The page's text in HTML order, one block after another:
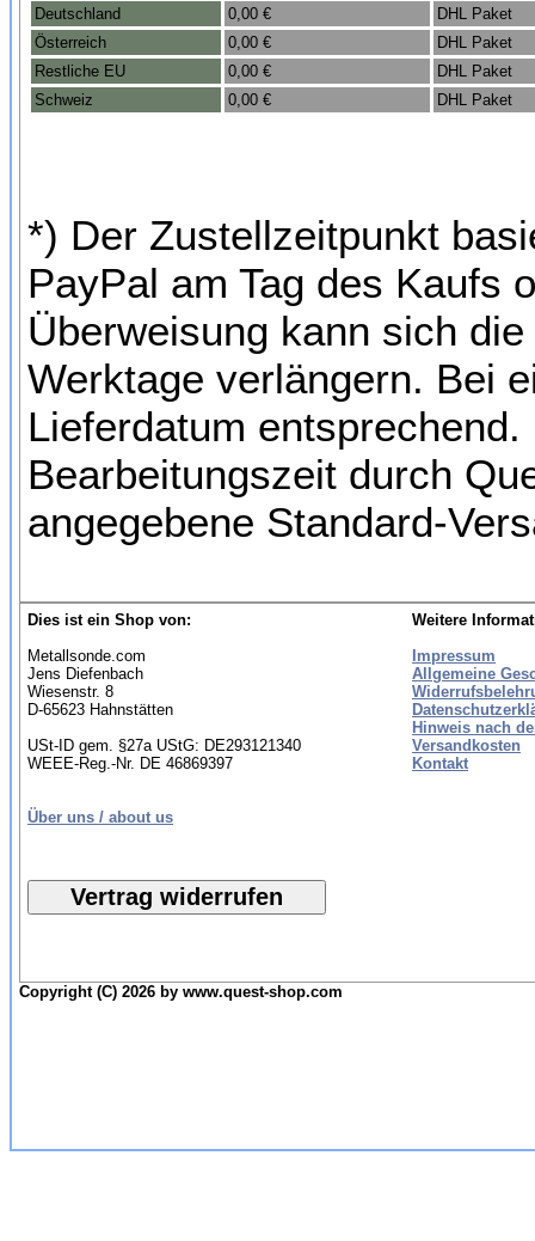
Deutschland
0,00 €
DHL Paket
Österreich
0,00 €
DHL Paket
Restliche EU
0,00 €
DHL Paket
Schweiz
0,00 € DHL Paket
*) Der Zustellzeitpunkt
PayPal am Tag des Kaufs
Überweisung kann sich
Werktage verlängern. Bei
Lieferdatum
Bearbeitungszeit durch
angegebene Standard-
Dies ist ein Shop von:
Metallsonde.com
Jens Diefenbach
Wiesenstr. 8
D-65623 Hahnstätten
USt-ID gem. §27a UStG: DE293121340
WEEE-Reg.-Nr. DE 46869397
Über uns / about us
Weitere
Impressum
Allgemeine
Hinweis nach
Versandkosten
Kontakt
Copyright (C) 2026 by www.quest-shop.com